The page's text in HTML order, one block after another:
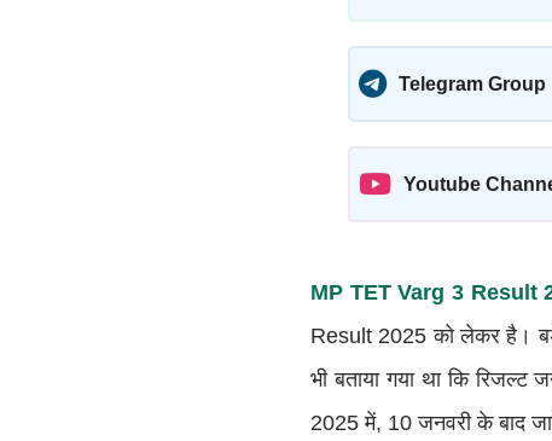
Telegram Group
Youtube
MP TET Varg 3 Result
Result 2025 को लेकर है।
भी बताया गया था कि
2025 में, 10 जनवरी के बाद